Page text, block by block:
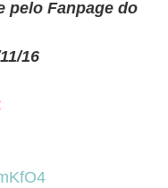
pelo Fanpage do
16